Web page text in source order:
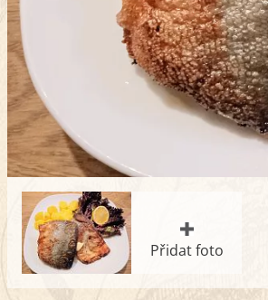
Přidat foto